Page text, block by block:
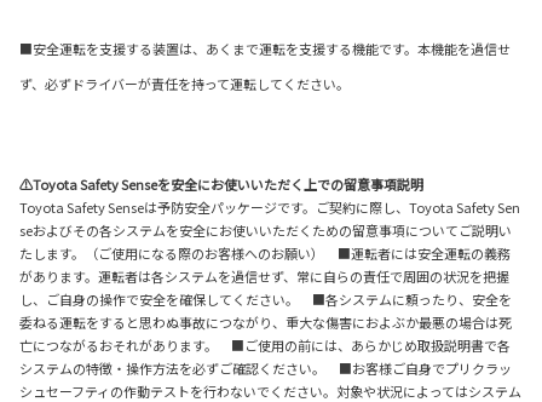
■安全運転を支援する装置は、あくまで運転を支援する機能です。本機能を過信せ
ず、必ずドライバーが責任を持って運転してください。
⚠Toyota Safety Senseを安全にお使いいただく上での留意事項説明
Toyota Safety Senseは予防安全パッケージです。ご契約に際し、Toyota Safety Sen
seおよびその各システムを安全にお使いいただくための留意事項についてご説明い
たします。（ご使用になる際のお客様へのお願い） ■運転者には安全運転の義務
があります。運転者は各システムを過信せず、常に自らの責任で周囲の状況を把握
し、ご自身の操作で安全を確保してください。 ■各システムに頼ったり、安全を
委ねる運転をすると思わぬ事故につながり、重大な傷害におよぶか最悪の場合は死
亡につながるおそれがあります。 ■ご使用の前には、あらかじめ取扱説明書で各
システムの特徴・操作方法を必ずご確認ください。 ■お客様ご自身でプリクラッ
シュセーフティの作動テストを行わないでください。対象や状況によってはシステム